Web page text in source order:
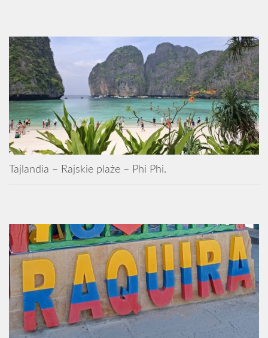
Tajlandia – Rajskie plaże – Phi Phi.